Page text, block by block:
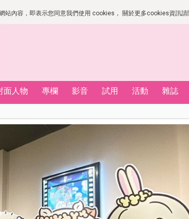
內容，即表示您同意我們使用 cookies， 關於更多cookies資訊請
面人物 專欄 影音 試用 活動 雜誌